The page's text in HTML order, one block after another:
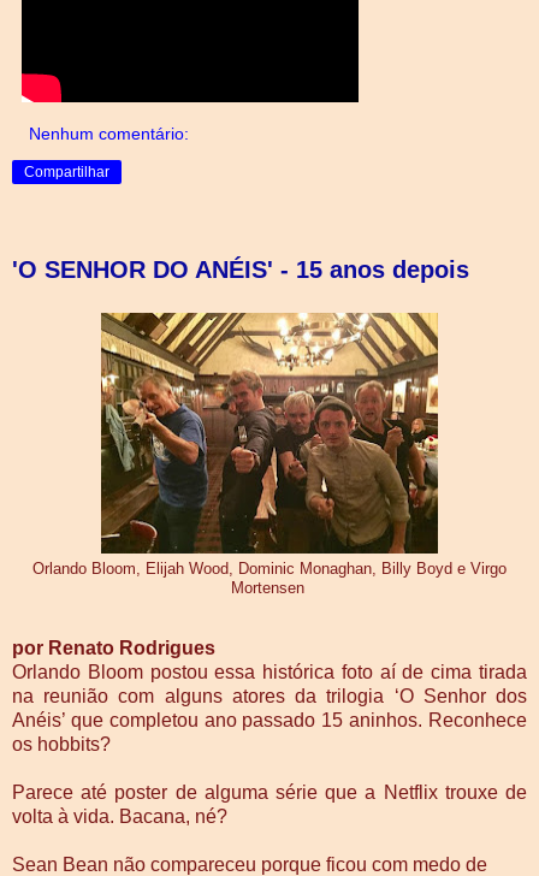
Nenhum comentário:
Compartilhar
'O SENHOR DO ANÉIS' - 15 anos depois
Orlando Bloom, Elijah Wood, Dominic Monaghan, Billy Boyd e Virgo
Mortensen
por Renato Rodrigues
Orlando Bloom postou essa histórica foto aí de cima tirada
na reunião com alguns atores da trilogia ‘O Senhor dos
Anéis’ que completou ano passado 15 aninhos. Reconhece
os hobbits?
Parece até poster de alguma série que a Netflix trouxe de
volta à vida. Bacana, né?
Sean Bean não compareceu porque ficou com medo de